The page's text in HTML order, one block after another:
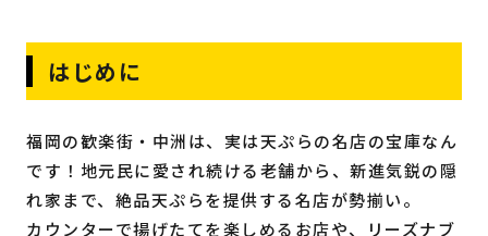
はじめに
福岡の歓楽街・中洲は、実は天ぷらの名店の宝庫なん
です！地元民に愛され続ける老舗から、新進気鋭の隠
れ家まで、絶品天ぷらを提供する名店が勢揃い。
カウンターで揚げたてを楽しめるお店や、リーズナブ